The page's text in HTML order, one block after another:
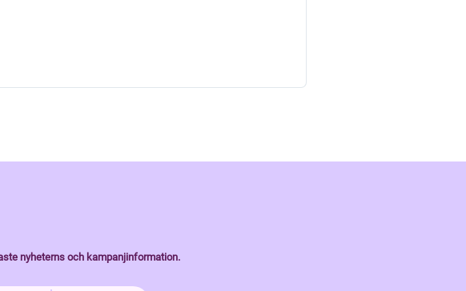
nyheterns och kampanjinformation.